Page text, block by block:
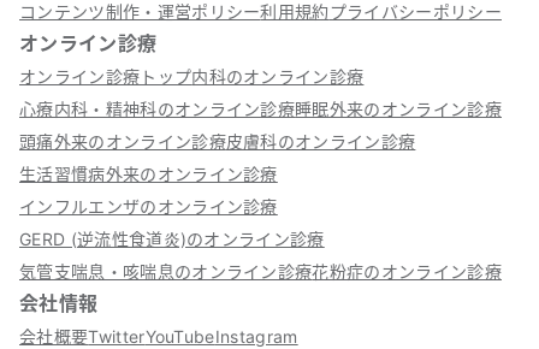
コンテンツ制作・運営ポリシー利用規約プライバシーポリシー
オンライン診療
オンライン診療トップ内科のオンライン診療
心療内科・精神科のオンライン診療睡眠外来のオンライン診療
頭痛外来のオンライン診療皮膚科のオンライン診療
生活習慣病外来のオンライン診療
インフルエンザのオンライン診療
GERD (逆流性食道炎)のオンライン診療
気管支喘息・咳喘息のオンライン診療花粉症のオンライン診療
会社情報
会社概要TwitterYouTubeInstagram